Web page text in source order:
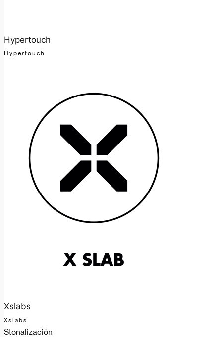
Hypertouch
Hypertouch
Xslabs
Xslabs
Stonalización